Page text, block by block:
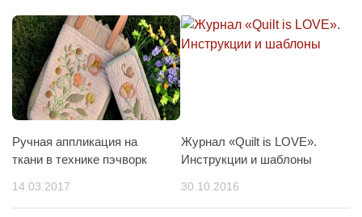
Ручная аппликация на
ткани в технике пэчворк
14.03.2017
Журнал «Quilt is LOVE».
Инструкции и шаблоны
30.10.2016